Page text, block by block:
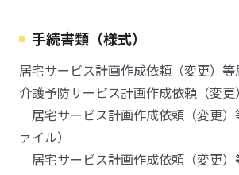
手続書類（様式）
居宅サービス計画作成依頼（変更）等
介護予防サービス計画作成依頼（変更
居宅サービス計画作成依頼（変更）
ァイル）
居宅サービス計画作成依頼（変更）